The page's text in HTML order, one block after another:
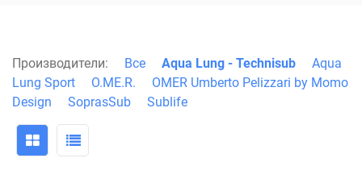
Производители: Все Aqua Lung - Technisub
Aqua
Lung Sport
O.ME.R.
OMER Umberto Pelizzari by Momo
Design
SoprasSub Sublife